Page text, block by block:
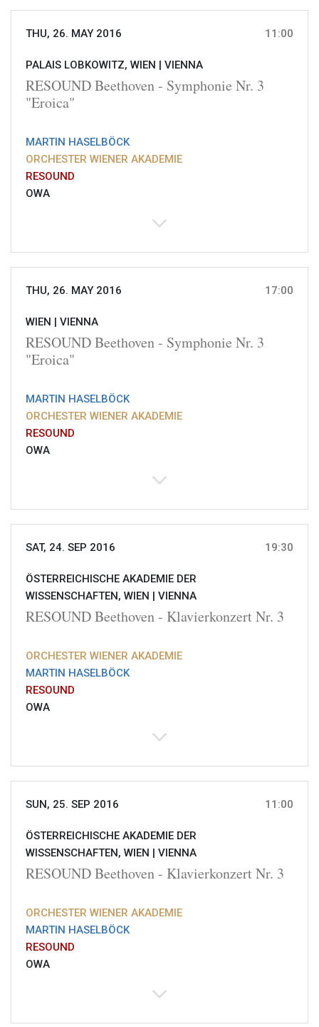
THU, 26. MAY 2016 11:00
PALAIS LOBKOWITZ, WIEN | VIENNA
RESOUND Beethoven - Symphonie Nr. 3
"Eroica"
MARTIN HASELBÖCK
ORCHESTER WIENER AKADEMIE
RESOUND
OWA
THU, 26. MAY 2016 17:00
WIEN | VIENNA
RESOUND Beethoven - Symphonie Nr. 3
"Eroica"
MARTIN HASELBÖCK
ORCHESTER WIENER AKADEMIE
RESOUND
OWA
SAT, 24. SEP 2016 19:30
ÖSTERREICHISCHE AKADEMIE DER
WISSENSCHAFTEN, WIEN | VIENNA
RESOUND Beethoven - Klavierkonzert Nr. 3
ORCHESTER WIENER AKADEMIE
MARTIN HASELBÖCK
RESOUND
OWA
SUN, 25. SEP 2016 11:00
ÖSTERREICHISCHE AKADEMIE DER
WISSENSCHAFTEN, WIEN | VIENNA
RESOUND Beethoven - Klavierkonzert Nr. 3
ORCHESTER WIENER AKADEMIE
MARTIN HASELBÖCK
RESOUND
OWA